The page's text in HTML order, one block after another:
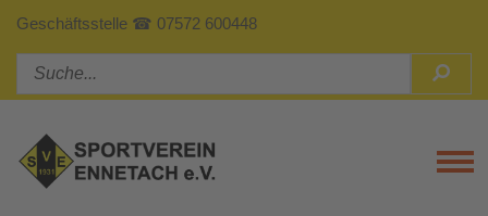
Geschäftsstelle ☎ 07572 600448